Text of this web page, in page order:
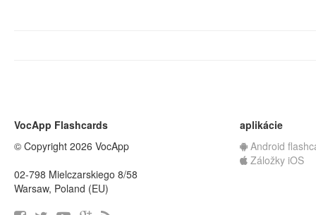
VocApp Flashcards
© Copyright 2026 VocApp
02-798 Mielczarskiego 8/58
Warsaw, Poland (EU)
aplikácie
Android
Záložky iOS